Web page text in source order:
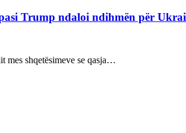
Trump ndaloi ndihmën për
mes shqetësimeve se qasja…